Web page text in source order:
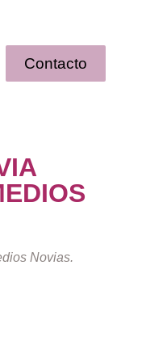
Contacto
Novias.